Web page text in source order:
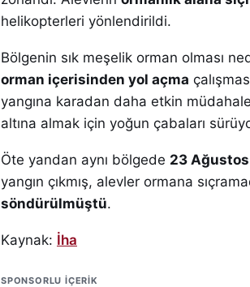
helikopterleri yönlendirildi.
Bölgenin sık meşelik orman olması
orman içerisinden yol açma
yangına karadan daha etkin
altına almak için yoğun çabaları
Öte yandan aynı bölgede 23
yangın çıkmış, alevler ormana
söndürülmüştü.
Kaynak: İha
SPONSORLU IÇERIK